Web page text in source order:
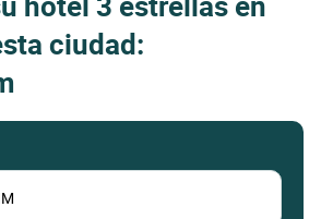
ciudad: